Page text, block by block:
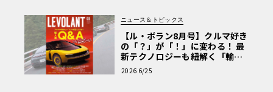
ニュース＆トピックス
【ル・ボラン8月号】クルマ好き
の「？」が「！」に変わる！ 最
新テクノロジーも紐解く「輸入
車Q&A」
2026 6/25